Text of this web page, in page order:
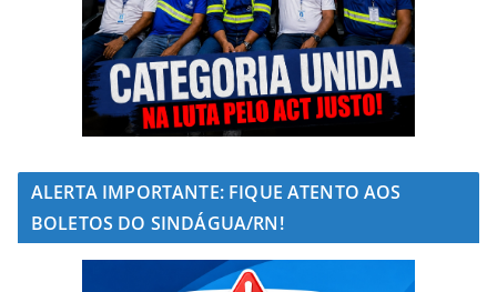
ALERTA IMPORTANTE: FIQUE ATENTO AOS
BOLETOS DO SINDÁGUA/RN!